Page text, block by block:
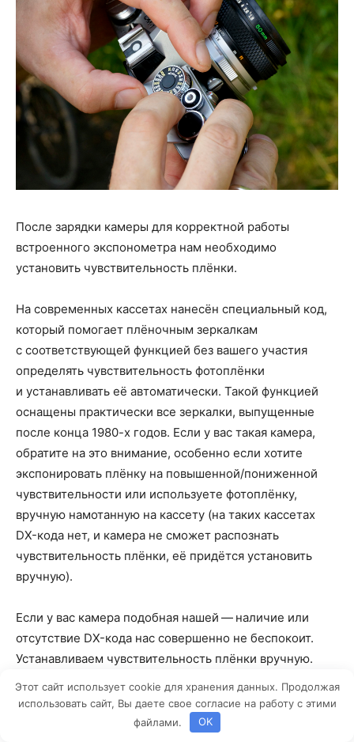
После зарядки камеры для корректной работы
встроенного экспонометра нам необходимо
установить чувствительность плёнки.
На современных кассетах нанесён специальный код,
который помогает плёночным зеркалкам
с соответствующей функцией без вашего участия
определять чувствительность фотоплёнки
и устанавливать её автоматически. Такой функцией
оснащены практически все зеркалки, выпущенные
после конца 1980-х годов. Если у вас такая камера,
обратите на это внимание, особенно если хотите
экспонировать плёнку на повышенной/пониженной
чувствительности или используете фотоплёнку,
вручную намотанную на кассету (на таких кассетах
DX-кода нет, и камера не сможет распознать
чувствительность плёнки, её придётся установить
вручную).
Если у вас камера подобная нашей — наличие или
отсутствие DX-кода нас совершенно не беспокоит.
Устанавливаем чувствительность плёнки вручную.
Взвод затвора и перемотка
Этот сайт использует cookie для хранения данных. Продолжая
использовать сайт, Вы даете свое согласие на работу с этими
файлами.
OK